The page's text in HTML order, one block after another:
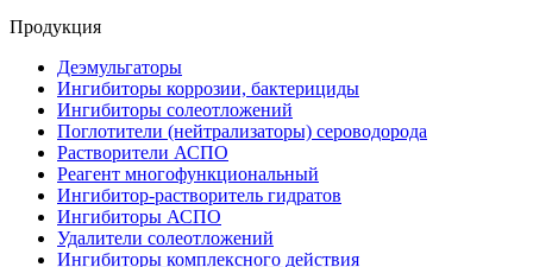
Продукция
Деэмульгаторы
Ингибиторы коррозии, бактерициды
Ингибиторы солеотложений
Поглотители (нейтрализаторы) сероводорода
Растворители АСПО
Реагент многофункциональный
Ингибитор-растворитель гидратов
Ингибиторы АСПО
Удалители солеотложений
Ингибиторы комплексного действия